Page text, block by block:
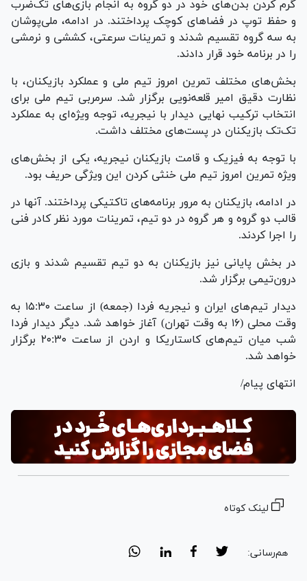
گرم کردن بدن‌های خود در دو گروه به انجام بازی‌های تک‌ضرب
و حفظ توپ در فضا‌های کوچک پرداختند. در ادامه، ملی‌پوشان
به سه گروه تقسیم شدند و تمرینات سرعتی، کششی و نرمشی
را در برنامه خود قرار دادند.
بخش‌های مختلف تمرین امروز تیم ملی و عملکرد بازیکنان، با
نظارت دقیق امیر قلعه‌نویی برگزار شد. سرمربی تیم ملی برای
انتخاب ترکیب نهایی دیدار با نیجریه، توجه ویژه‌ای به عملکرد
تک‌تک بازیکنان در پست‌های مختلف داشت.
با توجه به فیزیک و قامت بازیکنان نیجریه، یکی از بخش‌های
ویژه تمرین امروز تیم ملی خنثی کردن این ویژگی حریف بود.
در ادامه، بازیکنان به مرور برنامه‌های تاکتیکی پرداختند. آنها در
قالب دو گروه و هر گروه در دو تیم، تمرینات مورد نظر کادر فنی
را اجرا کردند.
در بخش پایانی نیز بازیکنان به دو تیم تقسیم شدند و بازی
درون‌تیمی برگزار شد.
دیدار تیم‌های ایران و نیجریه فردا (جمعه) از ساعت ١۵:٣٠ به
وقت محلی (١۶ به وقت تهران) آغاز خواهد شد. دیگر دیدار فردا
شب میان تیم‌های کاستاریکا و اردن از ساعت ٢٠:٣٠ برگزار
خواهد شد.
انتهای پیام/
لینک کوتاه
هم‌رسانی: